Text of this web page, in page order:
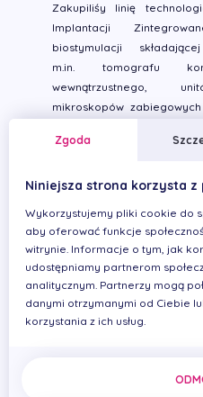
Zakupiliśy linię
Implantacji
biostymulacji
m.in. tomografu
wewnątrzustnego,
mikroskopów
modeli, frezarek, pieca do
zindywidualizowanych
komórkowego Medifuge
stanie wytworzyć
CGF,które regulują
bez skutków ubocznych
organizmu. Czynniki
wykorzystujemy do
szybkość procesu
Zgoda
Niniejsza strona korzysta z
Wykorzystujemy pliki cookie do
aby oferować funkcje
witrynie. Informacje o tym, jak
udostępniamy partnerom
analitycznym. Partnerzy mogą
danymi otrzymanymi od Ciebie
korzystania z ich usług.